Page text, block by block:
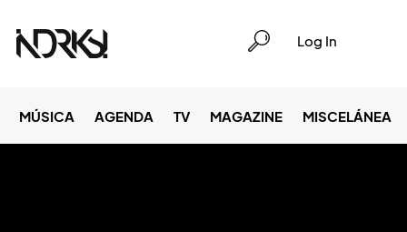
Log In
MÚSICA AGENDA TV MAGAZINE MISCELÁNEA